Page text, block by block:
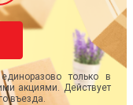
только в
акциями. Действует
въезда.